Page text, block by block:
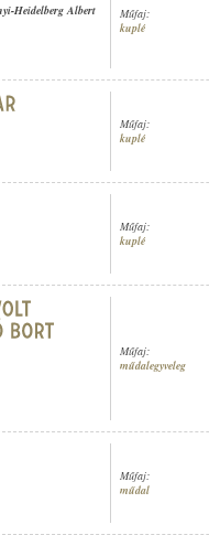
Heidelberg Albert
Műfaj:
kuplé
Műfaj:
kuplé
Műfaj:
kuplé
Műfaj:
műdalegyveleg
Műfaj:
műdal